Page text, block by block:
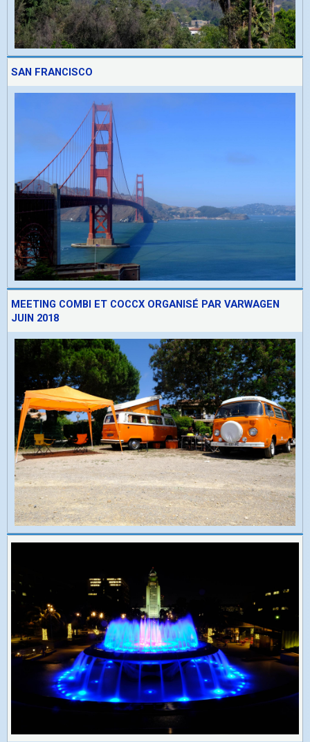
SAN FRANCISCO
MEETING COMBI ET COCCX ORGANISÉ PAR VARWAGEN
JUIN 2018